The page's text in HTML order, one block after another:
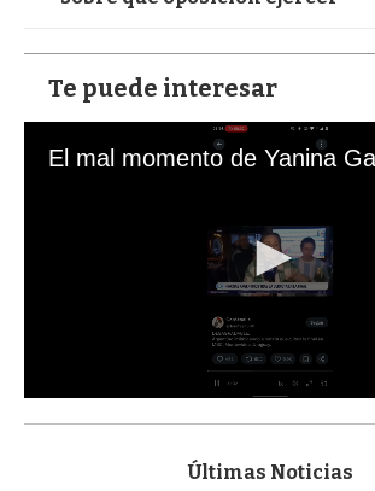
Te puede interesar
s
Últimas Noticias